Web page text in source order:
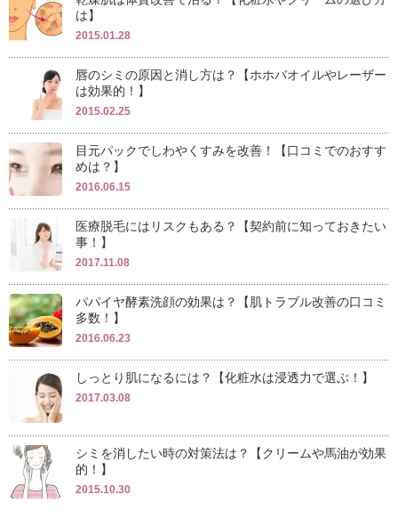
は】
2015.01.28
唇のシミの原因と消し方は？【ホホバオイルやレーザー
は効果的！】
2015.02.25
目元パックでしわやくすみを改善！【口コミでのおすす
めは？】
2016.06.15
医療脱毛にはリスクもある？【契約前に知っておきたい
事！】
2017.11.08
パパイヤ酵素洗顔の効果は？【肌トラブル改善の口コミ
多数！】
2016.06.23
しっとり肌になるには？【化粧水は浸透力で選ぶ！】
2017.03.08
シミを消したい時の対策法は？【クリームや馬油が効果
的！】
2015.10.30